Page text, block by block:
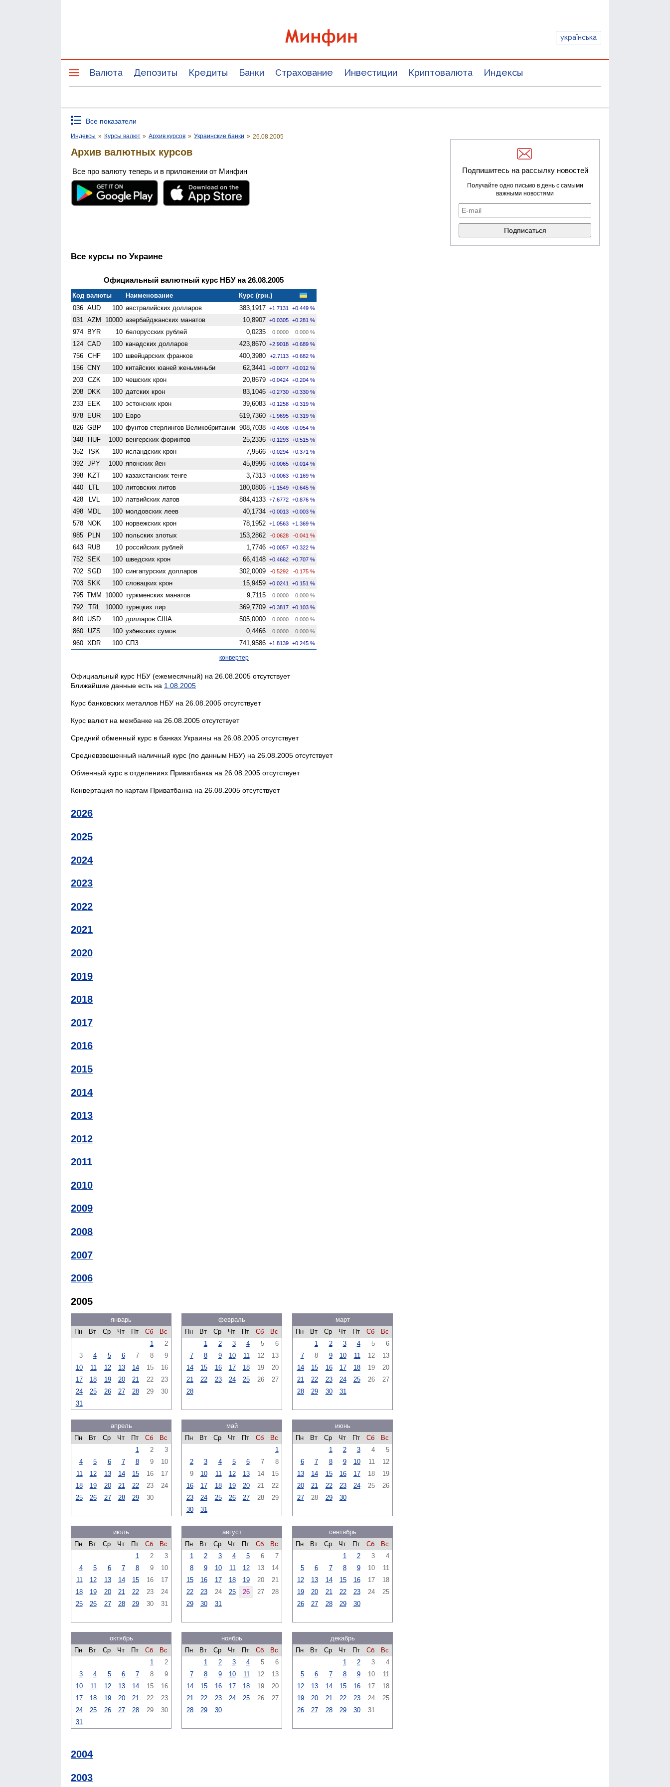
українська
Валюта Депозиты Кредиты Банки Страхование Инвестиции Криптовалюта Индексы
Все показатели
Индексы » Курсы валют » Архив курсов » Украинские банки » 26.08.2005
Архив валютных курсов
Все про валюту теперь и в приложении от Минфин
Все курсы по Украине
Официальный валютный курс НБУ на 26.08.2005
Код валюты Наименование
Курс (грн.)
036 AUD 100 австралийских долларов 383,1917 +1.7131 +0.449 %
031 AZM 10000 азербайджанских манатов 10,8907 +0.0305 +0.281 %
974 BYR 10 белорусских рублей 0,0235 0.0000 0.000 %
124 CAD 100 канадских долларов 423,8670 +2.9018 +0.689 %
756 CHF 100 швейцарских франков 400,3980 +2.7113 +0.682 %
156 CNY 100 китайских юаней женьминьби 62,3441 +0.0077 +0.012 %
203 CZK 100 чешских крон 20,8679 +0.0424 +0.204 %
208 DKK 100 датских крон 83,1046 +0.2730 +0.330 %
233 EEK 100 эстонских крон 39,6083 +0.1258 +0.319 %
978 EUR 100 Евро 619,7360 +1.9695 +0.319 %
826 GBP 100 фунтов стерлингов Велико­британии 908,7038 +0.4908 +0.054 %
348 HUF 1000 венгерских форинтов 25,2336 +0.1293 +0.515 %
352 ISK 100 исландских крон 7,9566 +0.0294 +0.371 %
392 JPY 1000 японских йен 45,8996 +0.0065 +0.014 %
398 KZT 100 казахстанских тенге 3,7313 +0.0063 +0.169 %
440 LTL 100 литовских литов 180,0806 +1.1549 +0.645 %
428 LVL 100 латвийских латов 884,4133 +7.6772 +0.876 %
498 MDL 100 молдовских леев 40,1734 +0.0013 +0.003 %
578 NOK 100 норвежских крон 78,1952 +1.0563 +1.369 %
985 PLN 100 польских злотых 153,2862 -0.0628 -0.041 %
643 RUB 10 российских рублей 1,7746 +0.0057 +0.322 %
752 SEK 100 шведских крон 66,4148 +0.4662 +0.707 %
702 SGD 100 сингапурских долларов 302,0009 -0.5292 -0.175 %
703 SKK 100 словацких крон 15,9459 +0.0241 +0.151 %
795 TMM 10000 туркменских манатов 9,7115 0.0000 0.000 %
792 TRL 10000 турецких лир 369,7709 +0.3817 +0.103 %
840 USD 100 долларов США 505,0000 0.0000 0.000 %
860 UZS 100 узбекских сумов 0,4466 0.0000 0.000 %
960 XDR 100 СПЗ 741,9586 +1.8139 +0.245 %
конвертер
Официальный курс НБУ (ежемесячный) на 26.08.2005 отсутствует
Ближайшие данные есть на 1.08.2005
Курс банковских металлов НБУ на 26.08.2005 отсутствует
Курс валют на межбанке на 26.08.2005 отсутствует
Средний обменный курс в банках Украины на 26.08.2005 отсутствует
Средневзвешенный наличный курс (по данным НБУ) на 26.08.2005 отсутствует
Обменный курс в отделениях Приватбанка на 26.08.2005 отсутствует
Конвертация по картам Приватбанка на 26.08.2005 отсутствует
2026
2025
2024
2023
2022
2021
2020
2019
2018
2017
2016
2015
2014
2013
2012
2011
2010
2009
2008
2007
2006
2005
январь
Пн
Вт Ср Чт Пт Сб
Вс
1
2
3
4 5 6 7 8
9
10
11 12 13 14 15
16
17
18 19 20 21 22
23
24
25 26 27 28 29
30
31
февраль
Пн
Вт Ср Чт Пт Сб
Вс
1
2 3 4 5
6
7
8 9 10 11 12
13
14
15 16 17 18 19
20
21
22 23 24 25 26
27
28
март
Пн
Вт Ср Чт Пт Сб
Вс
1
2 3 4 5
6
7
8 9 10 11 12
13
14
15 16 17 18 19
20
21
22 23 24 25 26
27
28
29 30 31
апрель
Пн
Вт Ср Чт Пт Сб
Вс
1
2
3
4
5 6 7 8 9
10
11
12 13 14 15 16
17
18
19 20 21 22 23
24
25
26 27 28 29 30
май
Пн
Вт Ср Чт Пт Сб
Вс
1
2
3 4 5 6 7
8
9
10 11 12 13 14
15
16
17 18 19 20 21
22
23
24 25 26 27 28
29
30
31
июнь
Пн
Вт Ср Чт Пт Сб
Вс
1
2 3 4
5
6
7 8 9 10 11
12
13
14 15 16 17 18
19
20
21 22 23 24 25
26
27
28 29 30
июль
Пн
Вт Ср Чт Пт Сб
Вс
1
2
3
4
5 6 7 8 9
10
11
12 13 14 15 16
17
18
19 20 21 22 23
24
25
26 27 28 29 30 31
август
Пн
Вт Ср Чт Пт Сб
Вс
1
2 3 4 5 6
7
8
9 10 11 12 13
14
15
16 17 18 19 20
21
22
23 24 25 26 27
28
29
30 31
сентябрь
Пн
Вт Ср Чт Пт Сб
Вс
1
2 3
4
5
6 7 8 9 10
11
12
13 14 15 16 17
18
19
20 21 22 23 24
25
26
27 28 29 30
октябрь
Пн
Вт Ср Чт Пт Сб
Вс
1
2
3
4 5 6 7 8
9
10
11 12 13 14 15
16
17
18 19 20 21 22
23
24
25 26 27 28 29
30
31
ноябрь
Пн
Вт Ср Чт Пт Сб
Вс
1
2 3 4 5
6
7
8 9 10 11 12
13
14
15 16 17 18 19
20
21
22 23 24 25 26
27
28
29 30
декабрь
Пн
Вт Ср Чт Пт Сб
Вс
1
2 3
4
5
6 7 8 9 10
11
12
13 14 15 16 17
18
19
20 21 22 23 24
25
26
27 28 29 30 31
2004
2003
Подпишитесь на рассылку новостей
Получайте одно письмо в день с самыми
важными новостями